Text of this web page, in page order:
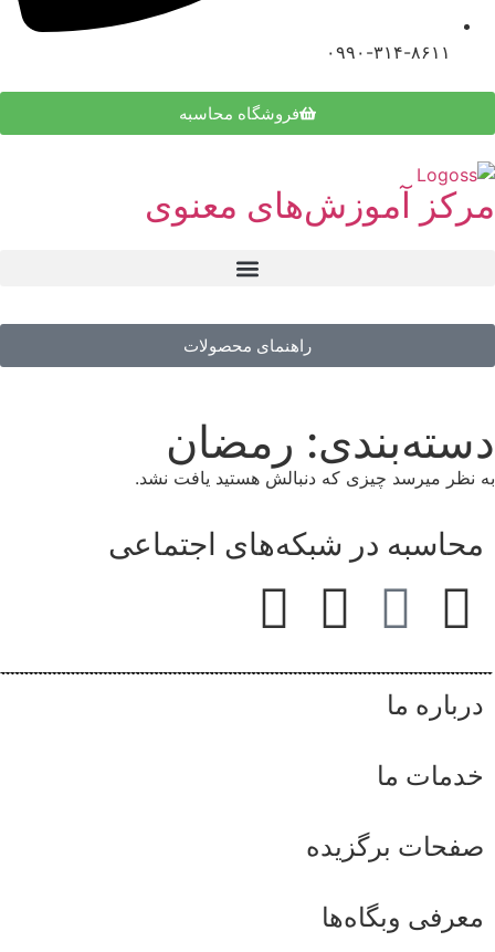
۰۹۹۰-۳۱۴-۸۶۱۱
فروشگاه محاسبه
مرکز آموزش‌های معنوی
راهنمای محصولات
دسته‌بندی: رمضان
به نظر میرسد چیزی که دنبالش هستید یافت نشد.
محاسبه در شبکه‌های اجتماعی
درباره ما
خدمات ما
صفحات برگزیده
معرفی وبگاه‌ها